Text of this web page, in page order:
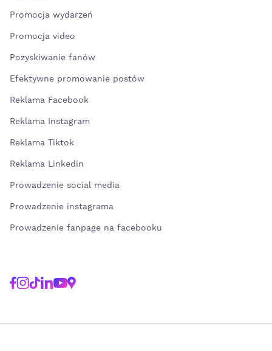
Promocja wydarzeń
Promocja video
Pozyskiwanie fanów
Efektywne promowanie postów
Reklama Facebook
Reklama Instagram
Reklama Tiktok
Reklama Linkedin
Prowadzenie social media
Prowadzenie instagrama
Prowadzenie fanpage na facebooku